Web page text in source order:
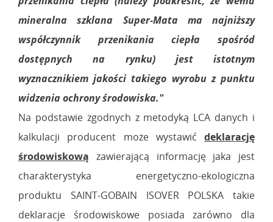
mineralna szklana Super-Mata ma najniższy
współczynnik przenikania ciepła spośród
dostępnych na rynku) jest istotnym
wyznacznikiem jakości takiego wyrobu z punktu
widzenia ochrony środowiska."
Na podstawie zgodnych z metodyką LCA danych i
kalkulacji producent może wystawić deklarację
środowiskową zawierającą informację jaka jest
charakterystyka energetyczno-ekologiczna
produktu SAINT-GOBAIN ISOVER POLSKA takie
deklaracje środowiskowe posiada zarówno dla